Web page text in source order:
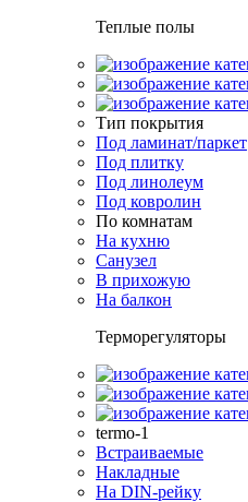
Теплые полы
Тип покрытия
Под ламинат/паркет
Под плитку
Под линолеум
Под ковролин
По комнатам
На кухню
Санузел
В прихожую
На балкон
Терморегуляторы
termo-1
Встраиваемые
Накладные
На DIN-рейку